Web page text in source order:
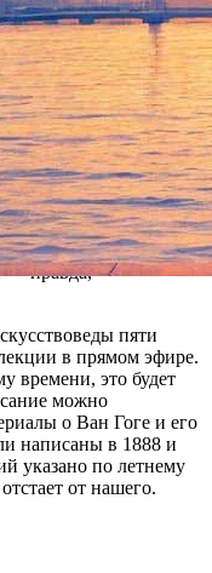
— Национальная
Новая
музей искусства и
Седзи Того —
Ван Гога из
участвует
брата художника.
будет в Facebook. А
послушать
в формате
на разных
— правда,
пяти
в прямом эфире.
времени, это будет
можно
о Ван Гоге и его
написаны в 1888 и
указано по летнему
от нашего.